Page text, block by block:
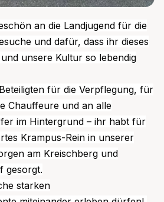
an die Landjugend für die
und dafür, dass ihr dieses
unsere Kultur so lebendig
für die Verpflegung, für
Chauffeure und an alle
im Hintergrund – ihr habt für
Krampus-Rein in unserer
am Kreischberg und
gesorgt.
starken